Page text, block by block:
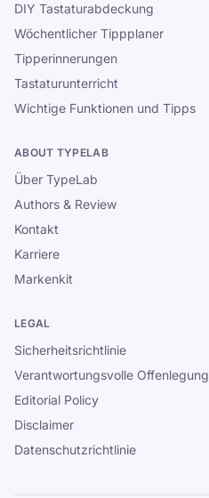
DIY Tastaturabdeckung
Wöchentlicher Tippplaner
Tipperinnerungen
Tastaturunterricht
Wichtige Funktionen und Tipps
ABOUT TYPELAB
Über TypeLab
Authors & Review
Kontakt
Karriere
Markenkit
LEGAL
Sicherheitsrichtlinie
Verantwortungsvolle Offenlegung
Editorial Policy
Disclaimer
Datenschutzrichtlinie